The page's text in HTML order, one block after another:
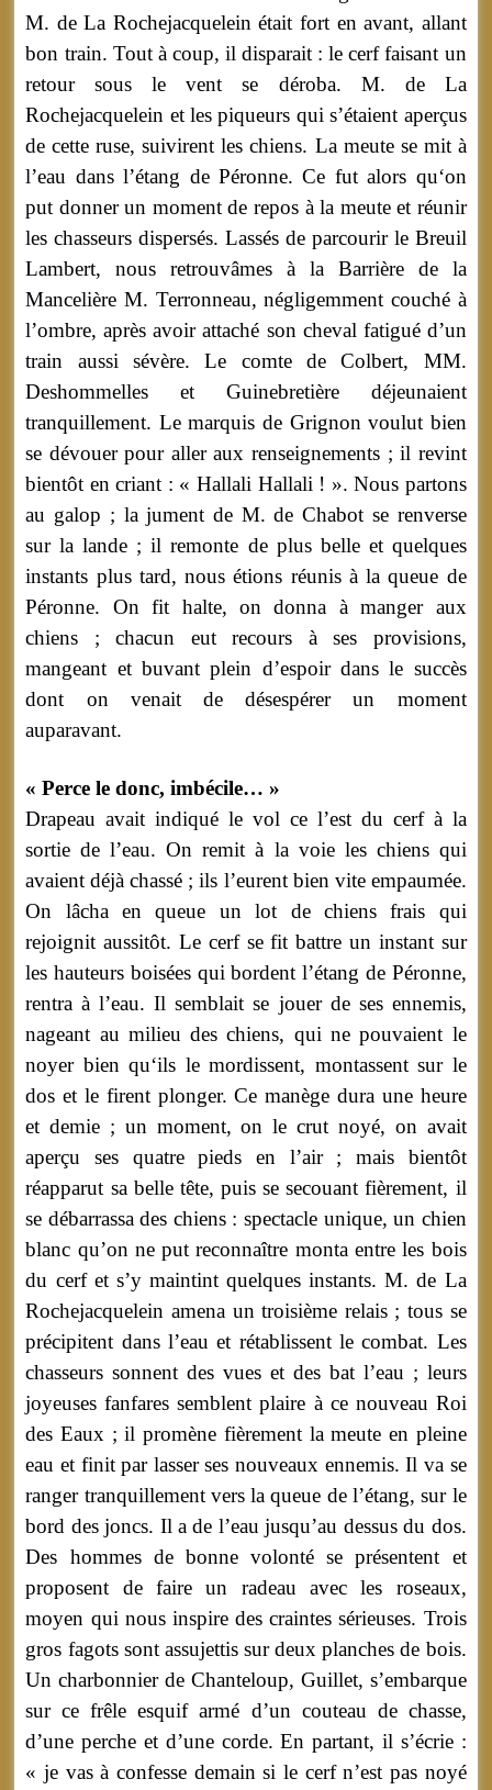
M. de La Rochejacquelein était fort en avant, allant
bon train. Tout à coup, il disparait : le cerf faisant un
retour sous le vent se déroba. M. de La
Rochejacquelein et les piqueurs qui s’étaient aperçus
de cette ruse, suivirent les chiens. La meute se mit à
l’eau dans l’étang de Péronne. Ce fut alors qu‘on
put donner un moment de repos à la meute et réunir
les chasseurs dispersés. Lassés de parcourir le Breuil
Lambert, nous retrouvâmes à la Barrière de la
Mancelière M. Terronneau, négligemment couché à
l’ombre, après avoir attaché son cheval fatigué d’un
train aussi sévère. Le comte de Colbert, MM.
Deshommelles et Guinebretière déjeunaient
tranquillement. Le marquis de Grignon voulut bien
se dévouer pour aller aux renseignements ; il revint
bientôt en criant : « Hallali Hallali ! ». Nous partons
au galop ; la jument de M. de Chabot se renverse
sur la lande ; il remonte de plus belle et quelques
instants plus tard, nous étions réunis à la queue de
Péronne. On fit halte, on donna à manger aux
chiens ; chacun eut recours à ses provisions,
mangeant et buvant plein d’espoir dans le succès
dont on venait de désespérer un moment
auparavant.
« Perce le donc, imbécile… »
Drapeau avait indiqué le vol ce l’est du cerf à la
sortie de l’eau. On remit à la voie les chiens qui
avaient déjà chassé ; ils l’eurent bien vite empaumée.
On lâcha en queue un lot de chiens frais qui
rejoignit aussitôt. Le cerf se fit battre un instant sur
les hauteurs boisées qui bordent l’étang de Péronne,
rentra à l’eau. Il semblait se jouer de ses ennemis,
nageant au milieu des chiens, qui ne pouvaient le
noyer bien qu‘ils le mordissent, montassent sur le
dos et le firent plonger. Ce manège dura une heure
et demie ; un moment, on le crut noyé, on avait
aperçu ses quatre pieds en l’air ; mais bientôt
réapparut sa belle tête, puis se secouant fièrement, il
se débarrassa des chiens : spectacle unique, un chien
blanc qu’on ne put reconnaître monta entre les bois
du cerf et s’y maintint quelques instants. M. de La
Rochejacquelein amena un troisième relais ; tous se
précipitent dans l’eau et rétablissent le combat. Les
chasseurs sonnent des vues et des bat l’eau ; leurs
joyeuses fanfares semblent plaire à ce nouveau Roi
des Eaux ; il promène fièrement la meute en pleine
eau et finit par lasser ses nouveaux ennemis. Il va se
ranger tranquillement vers la queue de l’étang, sur le
bord des joncs. Il a de l’eau jusqu’au dessus du dos.
Des hommes de bonne volonté se présentent et
proposent de faire un radeau avec les roseaux,
moyen qui nous inspire des craintes sérieuses. Trois
gros fagots sont assujettis sur deux planches de bois.
Un charbonnier de Chanteloup, Guillet, s’embarque
sur ce frêle esquif armé d’un couteau de chasse,
d’une perche et d’une corde. En partant, il s’écrie :
« je vas à confesse demain si le cerf n’est pas noyé